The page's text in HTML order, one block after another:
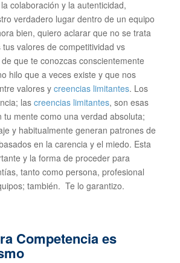
colaboración y la autenticidad,
verdadero lugar dentro de un equipo
bien, quiero aclarar que no se trata
valores de competitividad vs
que te conozcas conscientemente
hilo que a veces existe y que nos
valores y creencias limitantes. Los
las creencias limitantes, son esas
tu mente como una verdad absoluta;
y habitualmente generan patrones de
en la carencia y el miedo. Esta
y la forma de proceder para
tanto como persona, profesional
también. Te lo garantizo.
Competencia es